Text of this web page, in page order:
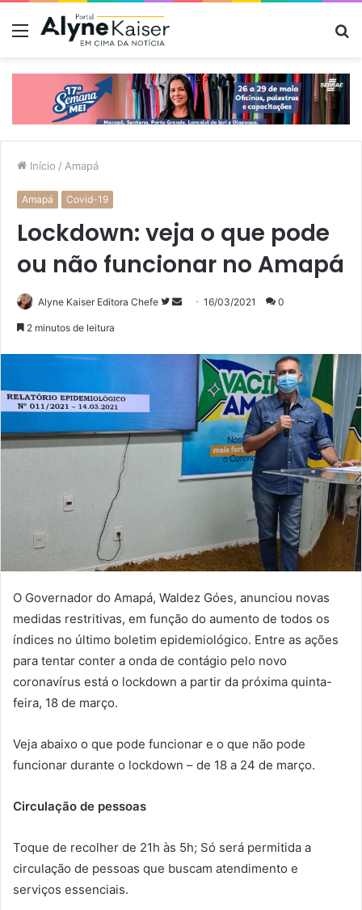
Menu
Início / Amapá
Amapá Covid-19
Lockdown: veja o que pode
ou não funcionar no Amapá
Alyne Kaiser Editora Chefe
SigaMande16/03/2021 0
2 minutos de leitura
O Governador do Amapá, Waldez Góes, anunciou novas
medidas restritivas, em função do aumento de todos os
índices no último boletim epidemiológico. Entre as ações
para tentar conter a onda de contágio pelo novo
coronavírus está o lockdown a partir da próxima quinta-
feira, 18 de março.
Veja abaixo o que pode funcionar e o que não pode
funcionar durante o lockdown – de 18 a 24 de março.
Circulação de pessoas
Toque de recolher de 21h às 5h; Só será permitida a
circulação de pessoas que buscam atendimento e
serviços essenciais.